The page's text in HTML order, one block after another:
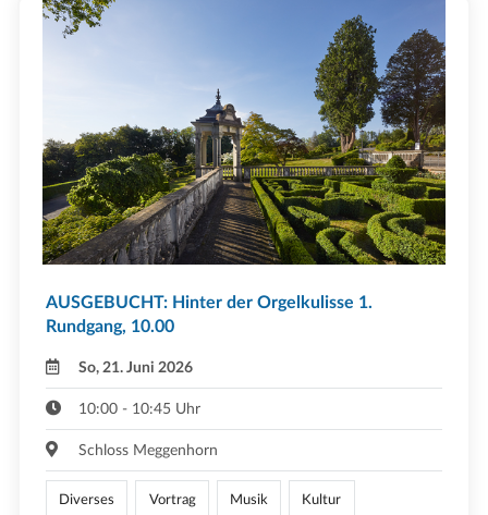
AUSGEBUCHT: Hinter der Orgelkulisse 1.
Rundgang, 10.00
So, 21. Juni 2026
10:00 - 10:45 Uhr
Schloss Meggenhorn
Diverses Vortrag Musik Kultur